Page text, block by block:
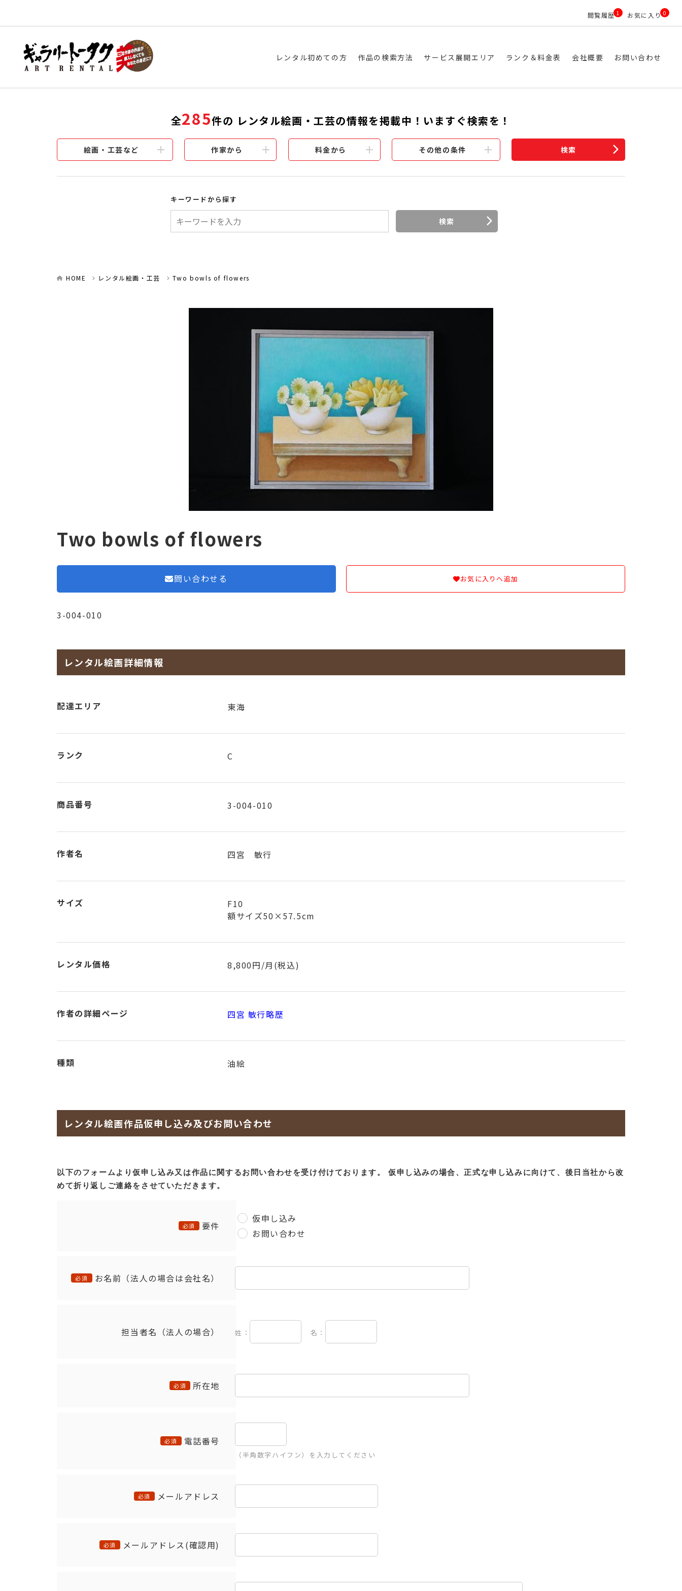
閲覧履歴1 お気に入り0
レンタル初めての方 作品の検索方法 サービス展開エリア ランク＆料金表 会社概要 お問い合わせ
全285件の レンタル絵画・工芸の情報を掲載中！いますぐ検索を！
絵画・工芸など 作家から 料金から その他の条件 検索
キーワードから探す
検索
HOME レンタル絵画・工芸 Two bowls of flowers
Two bowls of flowers
問い合わせる お気に入りへ追加
3-004-010
レンタル絵画詳細情報
配達エリア 東海
ランク C
商品番号 3-004-010
作者名 四宮 敏行
サイズ
F10
額サイズ50×57.5cm
レンタル価格 8,800円/月(税込)
作者の詳細ページ 四宮 敏行略歴
種類 油絵
レンタル絵画作品仮申し込み及びお問い合わせ
以下のフォームより仮申し込み又は作品に関するお問い合わせを受け付けております。
仮申し込みの場合、正式な申し込みに向けて、後日当社から改
めて折り返しご連絡をさせていただきます。
必須 要件
仮申し込み
お問い合わせ
必須 お名前（法人の場合は会社名）
担当者名（法人の場合） 姓： 名：
必須 所在地
必須 電話番号
（半角数字ハイフン）を入力してください
必須 メールアドレス
必須 メールアドレス(確認用)